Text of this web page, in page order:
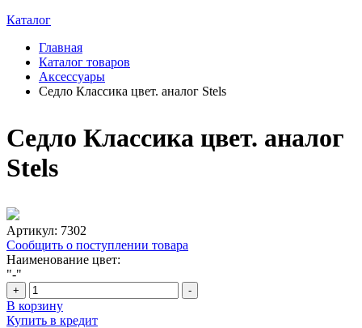
Каталог
Главная
Каталог товаров
Аксессуары
Седло Классика цвет. аналог Stels
Седло Классика цвет. аналог
Stels
Артикул: 7302
Сообщить о поступлении товара
Наименование цвет:
"-"
+ -
В корзину
Купить в кредит